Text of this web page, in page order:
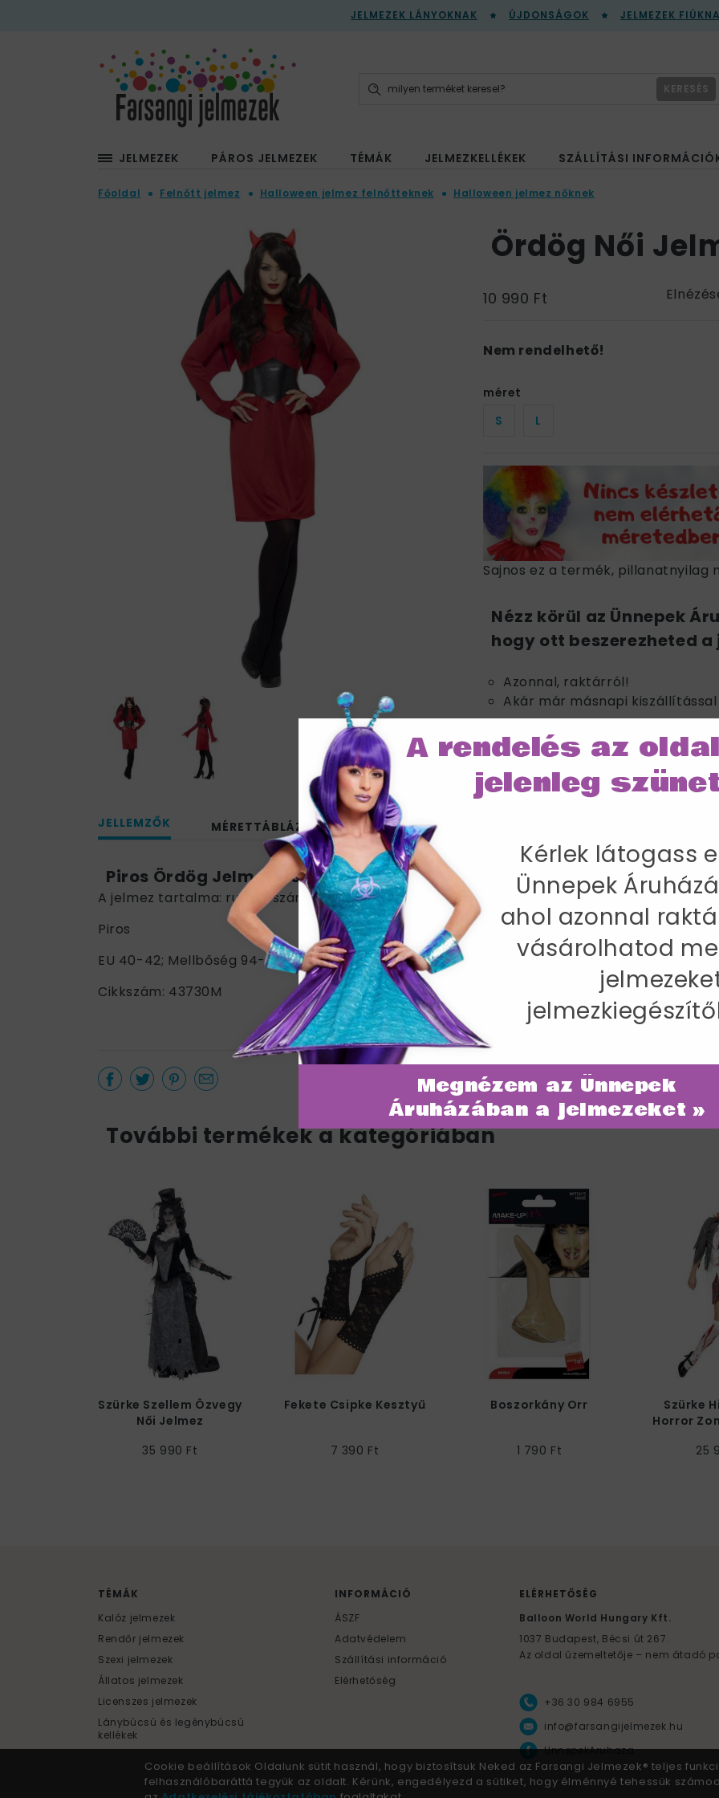
JELMEZEK LÁNYOKNAK ÚJDONSÁGOK JELMEZEK
KERESÉS
JELMEZEK PÁROS JELMEZEK TÉMÁK JELMEZKELLÉKEK SZÁLLÍTÁSI
Főoldal Felnőtt jelmez Halloween jelmez felnőtteknek Halloween jelmez nőknek
Ördög Női
10 990 Ft
Nem rendelhető!
méret
S
L
Sajnos ez a termék, pillanatnyilag
Nézz körül az Ünnepek
hogy ott beszerezheted a
Azonnal, raktárról!
Akár már másnapi kiszállítással
IRÁNY AZ
JELLEMZŐK MÉRETTÁBLÁZAT SZÁLLÍTÁS
Piros Ördög Jelmez Nőknek Halloweenre
A jelmez tartalma: ruha + szárny + öv + ördögszarv.
Piros
EU 40-42; Mellbőség 94-98 cm / Derékbőség 74-77 cm / Csípőméret 100-104 cm / Belső
Cikkszám: 43730M
További termékek a kategóriában
Szürke Szellem Özvegy
Női Jelmez
35 990 Ft
Fekete Csipke Kesztyű
7 390 Ft
Boszorkány Orr
1 790 Ft
Szürke
Horror
25
TÉMÁK
Kalóz jelmezek
Rendőr jelmezek
Szexi jelmezek
Állatos jelmezek
Licenszes jelmezek
Lánybúcsú és legénybúcsú
kellékek
INFORMÁCIÓ
ÁSZF
Adatvédelem
Szállítási információ
Elérhetőség
ELÉRHETŐSÉG
Balloon World Hungary Kft.
1037 Budapest, Bécsi út 267.
Az oldal üzemeltetője – nem átadó
+36 30 984 6955
info@farsangijelmezek.hu
UnnepekAruhaza
Cookie beállítások Oldalunk sütit használ, hogy biztosítsuk Neked az Farsangi Jelmezek® teljes
felhasználóbaráttá tegyük az oldalt. Kérünk, engedélyezd a sütiket, hogy élménnyé tehessük
Megnézem az Ünnepek
Áruházában a jelmezeket »
Kérlek látogass
Ünnepek
ahol azonnal
vásárolhatod
A rendelés az
jelenleg